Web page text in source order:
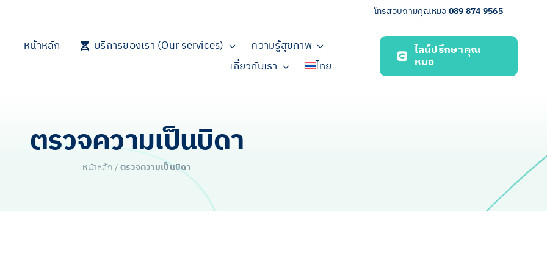
โทรสอบถามคุณหมอ089 874 9565
หน้าหลัก บริการของเรา (Our services)
ความรู้สุขภาพ
เกี่ยวกับเรา
ไทย
ไลน์ปรึกษาคุณ
หมอ
ตรวจความเป็นบิดา
หน้าหลัก/ตรวจความเป็นบิดา